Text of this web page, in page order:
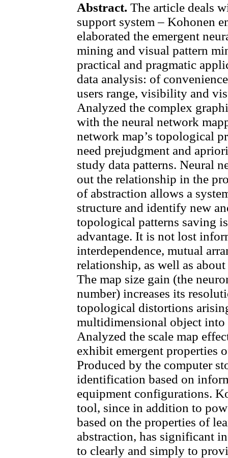
Abstract. The article deals
support system – Kohonen
elaborated the emergent
mining and visual pattern
practical and pragmatic
data analysis: of
users range, visibility and
Analyzed the complex
with the neural network
network map’s topological
need prejudgment and
study data patterns. Neural
out the relationship in the
of abstraction allows a
structure and identify new
topological patterns saving
advantage. It is not lost
interdependence, mutual
relationship, as well as
The map size gain (the
number) increases its
topological distortions
multidimensional object
Analyzed the scale map
exhibit emergent properties
Produced by the computer
identification based on
equipment configurations.
tool, since in addition to
based on the properties of
abstraction, has significant
to clearly and simply to